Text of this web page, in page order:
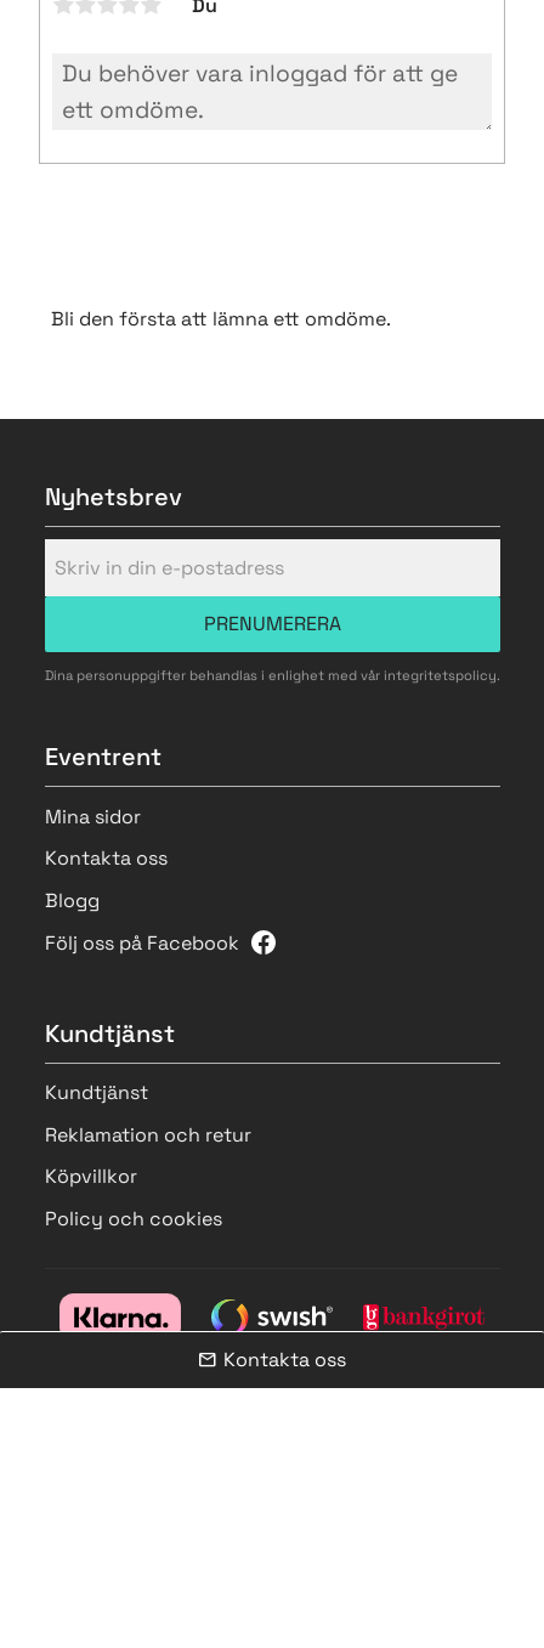
Du
Bli den första att lämna ett omdöme.
Nyhetsbrev
PRENUMERERA
Dina personuppgifter behandlas i enlighet med vår integritetspolicy.
Eventrent
Mina sidor
Kontakta oss
Blogg
Följ oss på Facebook
Kundtjänst
Kundtjänst
Reklamation och retur
Köpvillkor
Policy och cookies
mail Kontakta oss